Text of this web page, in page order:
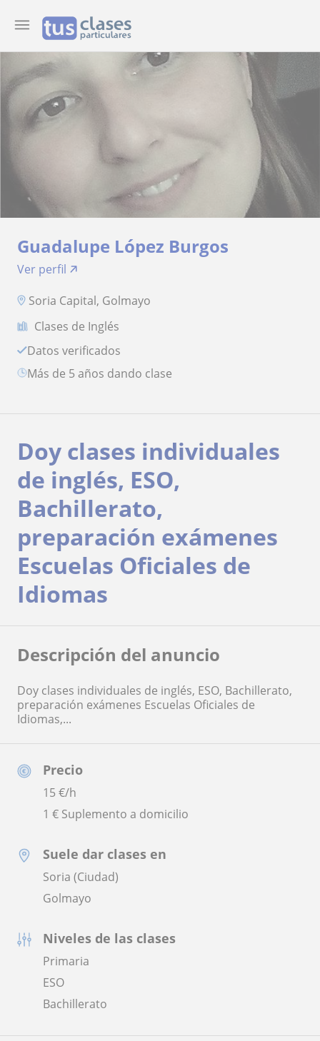
Guadalupe López Burgos
Ver perfil
Soria Capital, Golmayo
Clases de Inglés
Datos verificados
más de 5 años dando clase
Precio
15€/h
1 € Suplemento a domicilio
Suele dar clases en
Soria (Ciudad)
Golmayo
Niveles de las clases
Primaria
ESO
Bachillerato
Doy clases individuales
de inglés, ESO,
Bachillerato,
preparación exámenes
Escuelas Oficiales de
Idiomas
Descripción del anuncio
Doy clases individuales de inglés, ESO, Bachillerato,
preparación exámenes Escuelas Oficiales de
Idiomas,...